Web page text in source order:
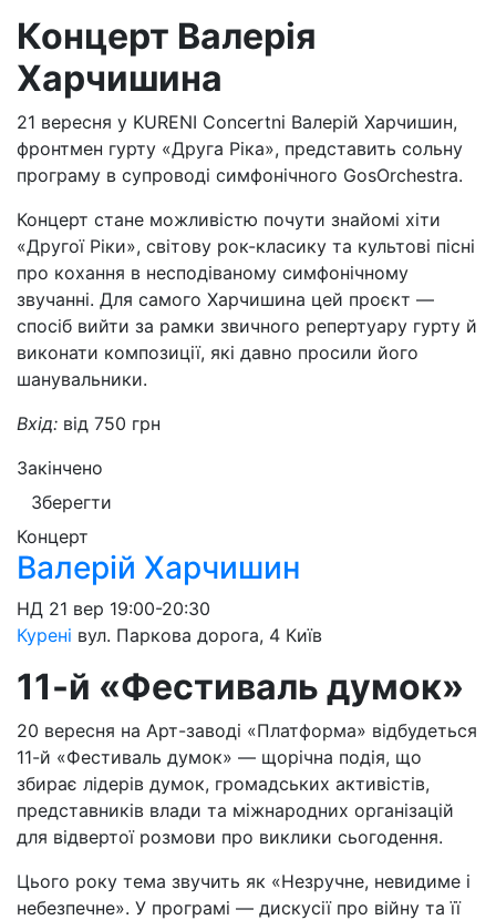
Концерт Валерія
Харчишина
21 вересня у KURENI Concertni Валерій Харчишин,
фронтмен гурту «Друга Ріка», представить сольну
програму в супроводі симфонічного GosOrchestra.
Концерт стане можливістю почути знайомі хіти
«Другої Ріки», світову рок-класику та культові пісні
про кохання в несподіваному симфонічному
звучанні. Для самого Харчишина цей проєкт —
спосіб вийти за рамки звичного репертуару гурту й
виконати композиції, які давно просили його
шанувальники.
Вхід: від 750 грн
Закінчено
Зберегти
Концерт
Валерій Харчишин
НД 21 вер 19:00-20:30
Курені вул. Паркова дорога, 4 Київ
11-й «Фестиваль думок»
20 вересня на Арт-заводі «Платформа» відбудеться
11-й «Фестиваль думок» — щорічна подія, що
збирає лідерів думок, громадських активістів,
представників влади та міжнародних організацій
для відвертої розмови про виклики сьогодення.
Цього року тема звучить як «Незручне, невидиме і
небезпечне». У програмі — дискусії про війну та її